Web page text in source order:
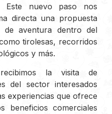
Este nuevo paso nos
directa una propuesta
de aventura dentro del
tirolesas, recorridos
y más.
la visita de
del sector interesados
experiencias que ofrece
beneficios comerciales